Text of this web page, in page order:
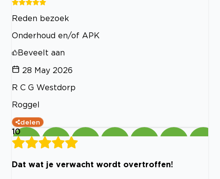
Reden bezoek
Onderhoud en/of APK
Beveelt aan
28 May 2026
R C G Westdorp
Roggel
delen
10
Dat wat je verwacht wordt overtroffen!